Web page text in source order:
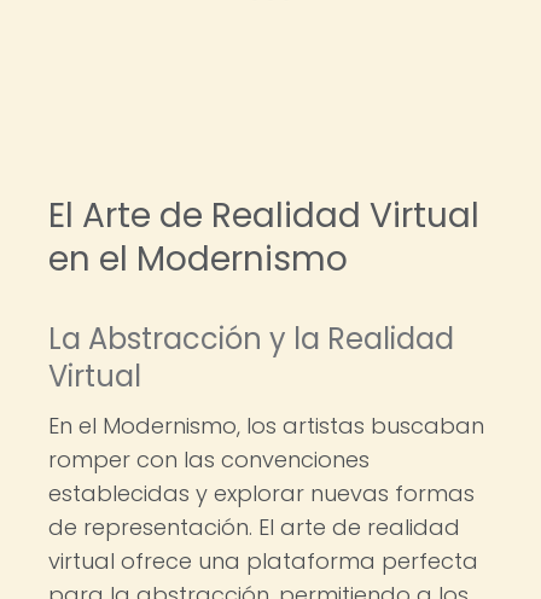
El Arte de Realidad Virtual
en el Modernismo
La Abstracción y la Realidad
Virtual
En el Modernismo, los artistas buscaban
romper con las convenciones
establecidas y explorar nuevas formas
de representación. El arte de realidad
virtual ofrece una plataforma perfecta